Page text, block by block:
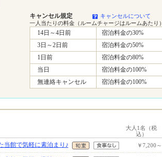
キャンセル規定
キャンセルについて
一人当たりの料金（ルームチャージはルームあたり）
14日～4日前
宿泊料金の30%
3日～2日前
宿泊料金の50%
1日前
宿泊料金の80%
当日
宿泊料金の100%
無連絡キャンセル
宿泊料金の100%
大人1名（税
込）
当館で気軽に素泊まり♪ ￥7,200～